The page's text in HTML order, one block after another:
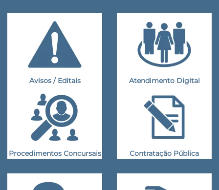
Avisos / Editais Atendimento Digital
Procedimentos Concursais Contratação Pública